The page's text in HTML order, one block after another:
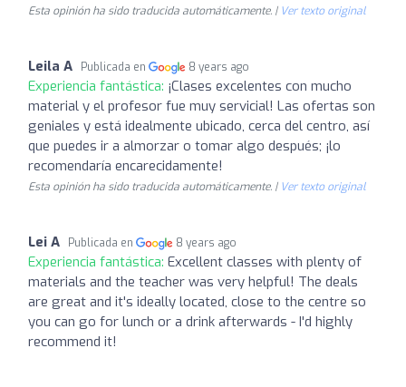
Esta opinión ha sido traducida automáticamente. | Ver texto original
Leila A Publicada en 8 years ago
Experiencia fantástica: ¡Clases excelentes con mucho
material y el profesor fue muy servicial! Las ofertas son
geniales y está idealmente ubicado, cerca del centro, así
que puedes ir a almorzar o tomar algo después; ¡lo
recomendaría encarecidamente!
Esta opinión ha sido traducida automáticamente. | Ver texto original
Lei A Publicada en 8 years ago
Experiencia fantástica: Excellent classes with plenty of
materials and the teacher was very helpful! The deals
are great and it's ideally located, close to the centre so
you can go for lunch or a drink afterwards - I'd highly
recommend it!